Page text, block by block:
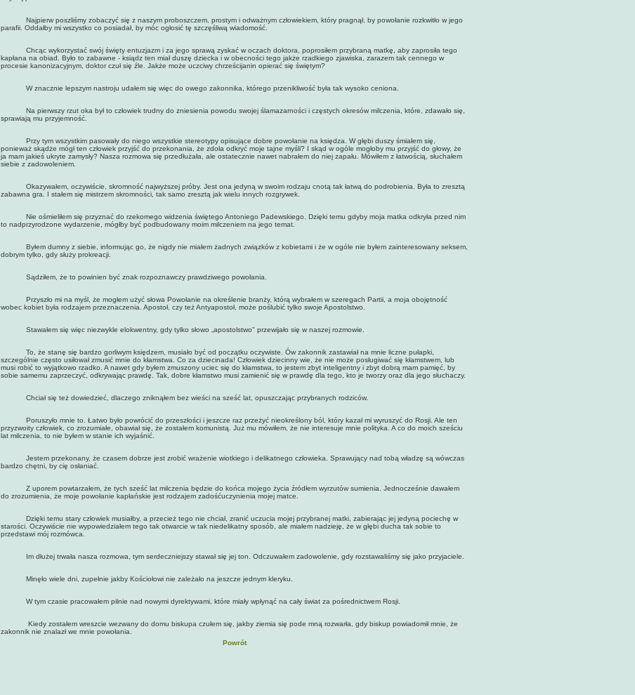
Najpierw poszliśmy zobaczyć się z naszym proboszczem, prostym i odważnym człowiekiem, który pragnął, by powołanie rozkwitło w jego
parafii. Oddałby mi wszystko co posiadał, by móc ogłosić tę szczęśliwą wiadomość.
Chcąc wykorzystać swój święty entuzjazm i za jego sprawą zyskać w oczach doktora, poprosiłem przybraną matkę, aby zaprosiła tego
kapłana na obiad. Było to zabawne - ksiądz ten miał duszę dziecka i w obecności tego jakże rzadkiego zjawiska, zarazem tak cennego w
procesie kanonizacyjnym, doktor czuł się źle. Jakże może uczciwy chrześcijanin opierać się świętym?
W znacznie lepszym nastroju udałem się więc do owego zakonnika, którego przenikliwość była tak wysoko ceniona.
Na pierwszy rzut oka był to człowiek trudny do zniesienia powodu swojej ślamazarności i częstych okresów milczenia, które, zdawało się,
sprawiają mu przyjemność.
Przy tym wszystkim pasowały do niego wszystkie stereotypy opisujące dobre powołanie na księdza. W głębi duszy śmiałem się,
ponieważ skądże mógł ten człowiek przyjść do przekonania, że zdoła odkryć moje tajne myśli? I skąd w ogóle mogłoby mu przyjść do głowy, że
ja mam jakieś ukryte zamysły? Nasza rozmowa się przedłużała, ale ostatecznie nawet nabrałem do niej zapału. Mówiłem z łatwością, słuchałem
siebie z zadowoleniem.
Okazywałem, oczywiście, skromność najwyższej próby. Jest ona jedyną w swoim rodzaju cnotą tak łatwą do podrobienia. Była to zresztą
zabawna gra. I stałem się mistrzem skromności, tak samo zresztą jak wielu innych rozgrywek.
Nie ośmieliłem się przyznać do rzekomego widzenia świętego Antoniego Padewskiego. Dzięki temu gdyby moja matka odkryła przed nim
to nadprzyrodzone wydarzenie, mógłby być podbudowany moim milczeniem na jego temat.
Byłem dumny z siebie, informując go, że nigdy nie miałem żadnych związków z kobietami i że w ogóle nie byłem zainteresowany seksem,
dobrym tylko, gdy służy prokreacji.
Sądziłem, że to powinien być znak rozpoznawczy prawdziwego powołania.
Przyszło mi na myśl, że mogłem użyć słowa Powołanie na określenie branży, którą wybrałem w szeregach Partii, a moja obojętność
wobec kobiet była rodzajem przeznaczenia. Apostoł, czy też Antyapostoł, może poślubić tylko swoje Apostolstwo.
Stawałem się więc niezwykle elokwentny, gdy tylko słowo „apostolstwo" przewijało się w naszej rozmowie.
To, że stanę się bardzo gorliwym księdzem, musiało być od początku oczywiste. Ów zakonnik zastawiał na mnie liczne pułapki,
szczególnie często usiłował zmusić mnie do kłamstwa. Co za dziecinada! Człowiek dziecinny wie, że nie może posługiwać się kłamstwem, lub
musi robić to wyjątkowo rzadko. A nawet gdy byłem zmuszony uciec się do kłamstwa, to jestem zbyt inteligentny i zbyt dobrą mam pamięć, by
sobie samemu zaprzeczyć, odkrywając prawdę. Tak, dobre kłamstwo musi zamienić się w prawdę dla tego, kto je tworzy oraz dla jego słuchaczy.
Chciał się też dowiedzieć, dlaczego zniknąłem bez wieści na sześć lat, opuszczając przybranych rodziców.
Poruszyło mnie to. Łatwo było powrócić do przeszłości i jeszcze raz przeżyć nieokreślony ból, który kazał mi wyruszyć do Rosji. Ale ten
przyzwoity człowiek, co zrozumiałe, obawiał się, że zostałem komunistą. Już mu mówiłem, że nie interesuje mnie polityka. A co do moich sześciu
lat milczenia, to nie byłem w stanie ich wyjaśnić.
Jestem przekonany, że czasem dobrze jest zrobić wrażenie wiotkiego i delikatnego człowieka. Sprawujący nad tobą władzę są wówczas
bardzo chętni, by cię osłaniać.
Z uporem powtarzałem, że tych sześć lat milczenia będzie do końca mojego życia źródłem wyrzutów sumienia. Jednocześnie dawałem
do zrozumienia, że moje powołanie kapłańskie jest rodzajem zadośćuczynienia mojej matce.
Dzięki temu stary człowiek musiałby, a przecież tego nie chciał, zranić uczucia mojej przybranej matki, zabierając jej jedyną pociechę w
starości. Oczywiście nie wypowiedziałem tego tak otwarcie w tak niedelikatny sposób, ale miałem nadzieję, że w głębi ducha tak sobie to
przedstawi mój rozmówca.
Im dłużej trwała nasza rozmowa, tym serdeczniejszy stawał się jej ton. Odczuwałem zadowolenie, gdy rozstawaliśmy się jako przyjaciele.
Minęło wiele dni, zupełnie jakby Kościołowi nie zależało na jeszcze jednym kleryku.
W tym czasie pracowałem pilnie nad nowymi dyrektywami, które miały wpłynąć na cały świat za pośrednictwem Rosji.
Kiedy zostałem wreszcie wezwany do domu biskupa czułem się, jakby ziemia się pode mną rozwarła, gdy biskup powiadomił mnie, że
zakonnik nie znalazł we mnie powołania.
Powrót